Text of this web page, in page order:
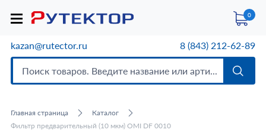
0
kazan@rutector.ru 8 (843) 212-62-89
Главная страница
Каталог
Фильтр предварительный (10 мкм) OMI DF 0010